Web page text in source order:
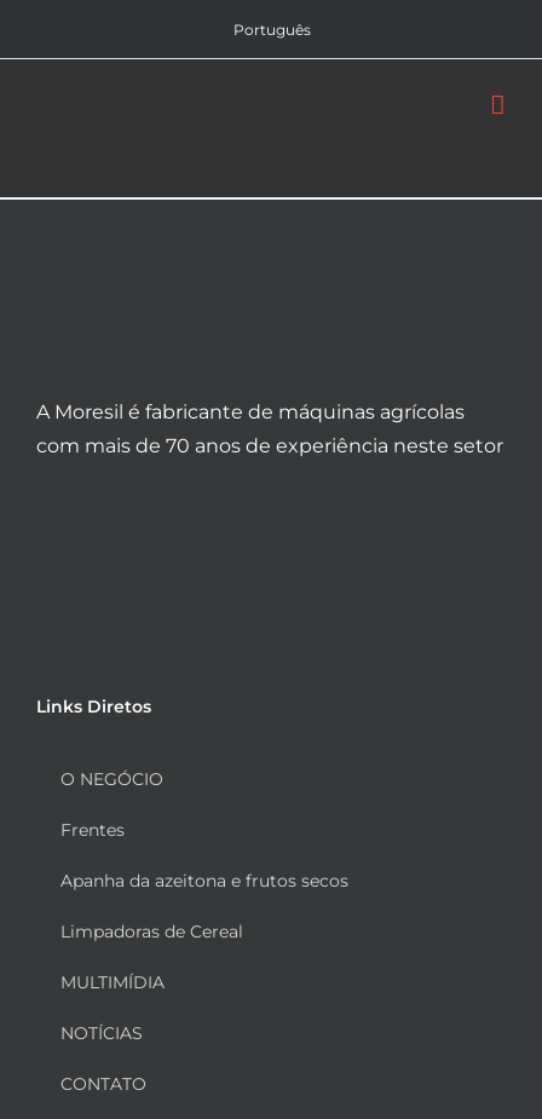
Português
A Moresil é fabricante de máquinas agrícolas
com mais de 70 anos de experiência neste setor
Links Diretos
O NEGÓCIO
Frentes
Apanha da azeitona e frutos secos
Limpadoras de Cereal
MULTIMÍDIA
NOTÍCIAS
CONTATO